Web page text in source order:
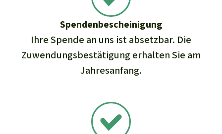
Spenden­bescheinigung
Ihre Spende an uns ist absetzbar. Die
Zuwendungs­bestätigung erhalten Sie am
Jahresanfang.